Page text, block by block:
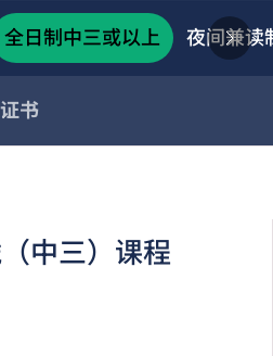
全日制中三或以上 夜间兼读
证书
中三）课程